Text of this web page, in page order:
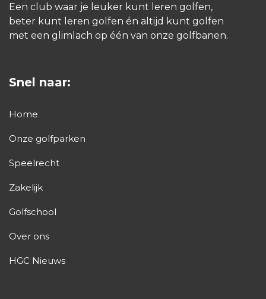
Een club waar je leuker kunt leren golfen,
beter kunt leren golfen én altijd kunt golfen
met een glimlach op één van onze golfbanen.
Snel naar:
Home
Onze golfparken
Speelrecht
Zakelijk
Golfschool
Over ons
HGC Nieuws